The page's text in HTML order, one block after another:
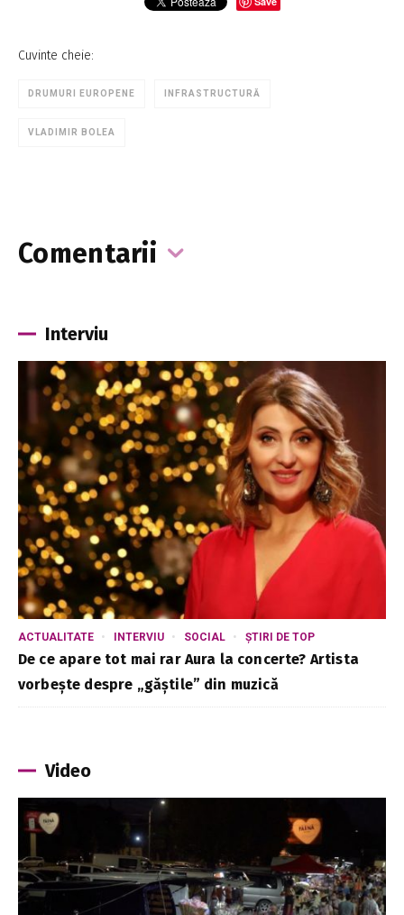
Cuvinte cheie:
DRUMURI EUROPENE INFRASTRUCTURĂ
VLADIMIR BOLEA
Comentarii
Interviu
ACTUALITATE INTERVIU SOCIAL ȘTIRI DE TOP
De ce apare tot mai rar Aura la concerte? Artista
vorbește despre „găștile” din muzică
Video